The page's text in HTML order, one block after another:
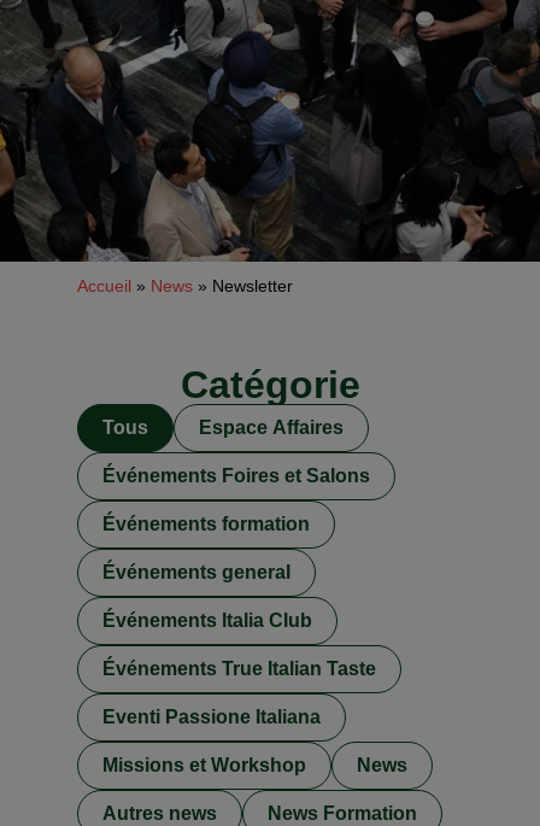
Accueil » News » Newsletter
Catégorie
Espace Affaires
Événements Foires et Salons
Événements formation
Événements general
Événements Italia Club
Événements True Italian Taste
Eventi Passione Italiana
Missions et Workshop News
Autres news News Formation
Tous